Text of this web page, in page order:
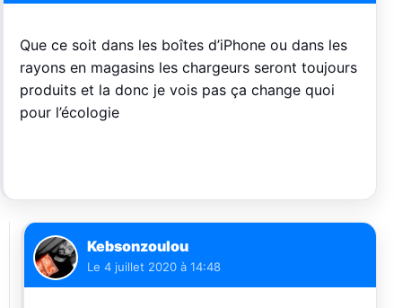
Que ce soit dans les boîtes d’iPhone ou dans les
rayons en magasins les chargeurs seront toujours
produits et la donc je vois pas ça change quoi
pour l’écologie
Kebsonzoulou
Le 4 juillet 2020 à 14:48